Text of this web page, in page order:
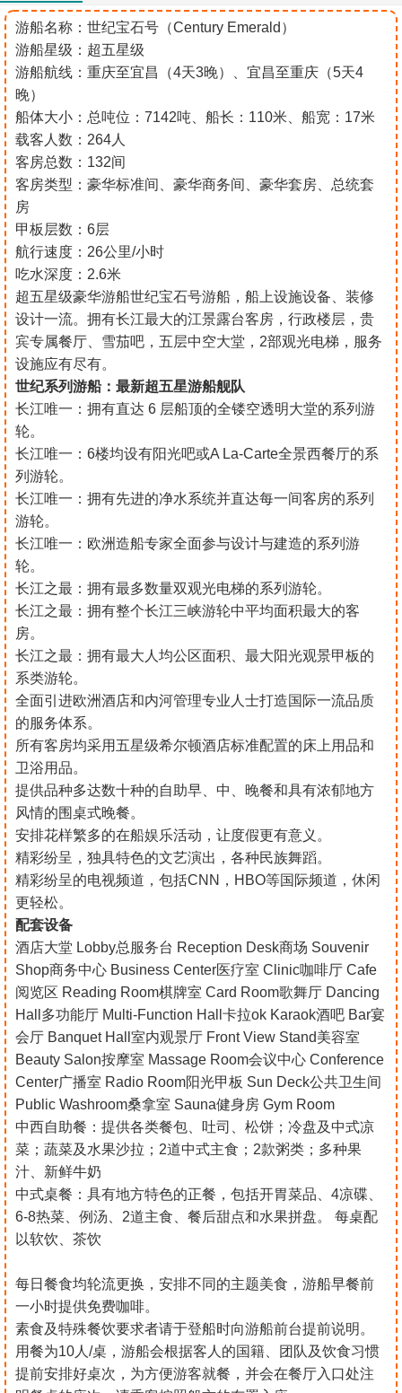
游船名称：世纪宝石号（Century Emerald）
游船星级：超五星级
游船航线：重庆至宜昌（4天3晚）、宜昌至重庆（5天4
晚）
船体大小：总吨位：7142吨、船长：110米、船宽：17米
载客人数：264人
客房总数：132间
客房类型：豪华标准间、豪华商务间、豪华套房、总统套
房
甲板层数：6层
航行速度：26公里/小时
吃水深度：2.6米
超五星级豪华游船世纪宝石号游船，船上设施设备、装修
设计一流。拥有长江最大的江景露台客房，行政楼层，贵
宾专属餐厅、雪茄吧，五层中空大堂，2部观光电梯，服务
设施应有尽有。
世纪系列游船：最新超五星游船舰队
长江唯一：拥有直达 6 层船顶的全镂空透明大堂的系列游
轮。
长江唯一：6楼均设有阳光吧或A La-Carte全景西餐厅的系
列游轮。
长江唯一：拥有先进的净水系统并直达每一间客房的系列
游轮。
长江唯一：欧洲造船专家全面参与设计与建造的系列游
轮。
长江之最：拥有最多数量双观光电梯的系列游轮。
长江之最：拥有整个长江三峡游轮中平均面积最大的客
房。
长江之最：拥有最大人均公区面积、最大阳光观景甲板的
系类游轮。
全面引进欧洲酒店和内河管理专业人士打造国际一流品质
的服务体系。
所有客房均采用五星级希尔顿酒店标准配置的床上用品和
卫浴用品。
提供品种多达数十种的自助早、中、晚餐和具有浓郁地方
风情的围桌式晚餐。
安排花样繁多的在船娱乐活动，让度假更有意义。
精彩纷呈，独具特色的文艺演出，各种民族舞蹈。
精彩纷呈的电视频道，包括CNN，HBO等国际频道，休闲
更轻松。
配套设备
酒店大堂 Lobby总服务台 Reception Desk商场 Souvenir
Shop商务中心 Business Center医疗室 Clinic咖啡厅 Cafe
阅览区 Reading Room棋牌室 Card Room歌舞厅 Dancing
Hall多功能厅 Multi-Function Hall卡拉ok Karaok酒吧 Bar宴
会厅 Banquet Hall室内观景厅 Front View Stand美容室
Beauty Salon按摩室 Massage Room会议中心 Conference
Center广播室 Radio Room阳光甲板 Sun Deck公共卫生间
Public Washroom桑拿室 Sauna健身房 Gym Room
中西自助餐：提供各类餐包、吐司、松饼；冷盘及中式凉
菜；蔬菜及水果沙拉；2道中式主食；2款粥类；多种果
汁、新鲜牛奶
中式桌餐：具有地方特色的正餐，包括开胃菜品、4凉碟、
6-8热菜、例汤、2道主食、餐后甜点和水果拼盘。 每桌配
以软饮、茶饮
每日餐食均轮流更换，安排不同的主题美食，游船早餐前
一小时提供免费咖啡。
素食及特殊餐饮要求者请于登船时向游船前台提前说明。
用餐为10人/桌，游船会根据客人的国籍、团队及饮食习惯
提前安排好桌次，为方便游客就餐，并会在餐厅入口处注